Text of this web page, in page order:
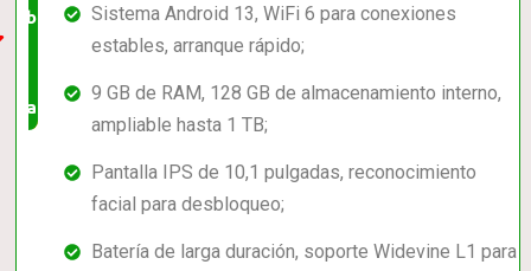
barato,
valorado!
Sistema Android 13, WiFi 6 para conexiones
estables, arranque rápido;
9 GB de RAM, 128 GB de almacenamiento interno,
ampliable hasta 1 TB;
Pantalla IPS de 10,1 pulgadas, reconocimiento
facial para desbloqueo;
Batería de larga duración, soporte Widevine L1 para